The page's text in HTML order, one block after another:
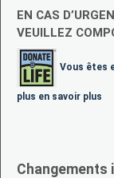
EN CAS
VEUILLEZ
Vous êtes
plus en savoir plus